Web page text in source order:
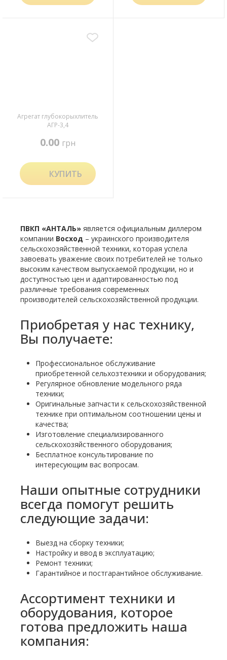
Агрегат глубокорыхлитель
АГР-3,4
0.00 грн
КУПИТЬ
ПВКП «АНТАЛЬ» является официальным диллером
компании Восход – украинского производителя
сельскохозяйственной техники, которая успела
завоевать уважение своих потребителей не только
высоким качеством выпускаемой продукции, но и
доступностью цен и адаптированностью под
различные требования современных
производителей сельскохозяйственной продукции.
Приобретая у нас технику,
Вы получаете:
Профессиональное обслуживание
приобретенной сельхозтехники и оборудования;
Регулярное обновление модельного ряда
техники;
Оригинальные запчасти к сельскохозяйственной
технике при оптимальном соотношении цены и
качества;
Изготовление специализированного
сельскохозяйственного оборудования;
Бесплатное консультирование по
интересующим вас вопросам.
Наши опытные сотрудники
всегда помогут решить
следующие задачи:
Выезд на сборку техники;
Настройку и ввод в эксплуатацию;
Ремонт техники;
Гарантийное и постгарантийное обслуживание.
Ассортимент техники и
оборудования, которое
готова предложить наша
компания: